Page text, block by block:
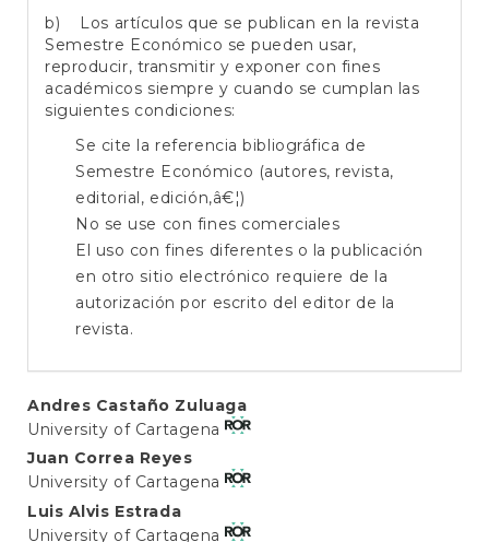
b) Los artículos que se publican en la revista
Semestre Económico se pueden usar,
reproducir, transmitir y exponer con fines
académicos siempre y cuando se cumplan las
siguientes condiciones:
Se cite la referencia bibliográfica de
Semestre Económico (autores, revista,
editorial, edición,â€¦)
No se use con fines comerciales
El uso con fines diferentes o la publicación
en otro sitio electrónico requiere de la
autorización por escrito del editor de la
revista.
Main
Article
Content
Andres Castaño Zuluaga
University of Cartagena
Juan Correa Reyes
University of Cartagena
Luis Alvis Estrada
University of Cartagena